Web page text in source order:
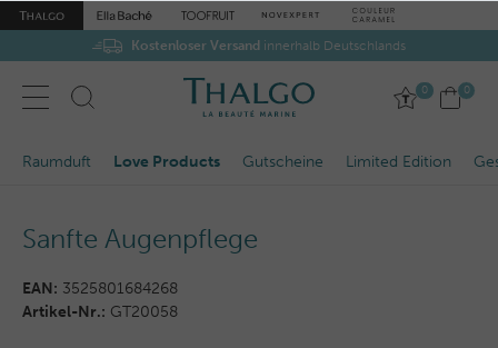
Kostenloser Versand innerhalb Deutschlands
0 0
Love Products Gutscheine Limited Edition
Raumduft
Sanfte Augenpflege
EAN: 3525801684268
Artikel-Nr.: GT20058